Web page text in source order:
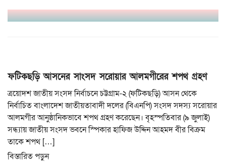
N
a
t
i
o
n
ফটিকছড়ি আসনের সাংসদ সরোয়ার আলমগীরের শপথ গ্রহণ
ত্রয়োদশ জাতীয় সংসদ নির্বাচনে চট্টগ্রাম-২ (ফটিকছড়ি) আসন থেকে
নির্বাচিত বাংলাদেশ জাতীয়তাবাদী দলের (বিএনপি) সংসদ সদস্য সরোয়ার
আলমগীর আনুষ্ঠানিকভাবে শপথ গ্রহণ করেছেন। বৃহস্পতিবার (৯ জুলাই)
সন্ধ্যায় জাতীয় সংসদ ভবনে স্পিকার হাফিজ উদ্দিন আহমদ বীর বিক্রম
তাকে শপথ […]
বিস্তারিত পড়ুন